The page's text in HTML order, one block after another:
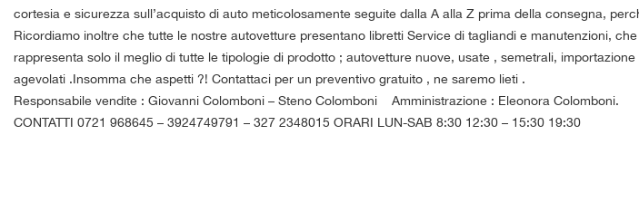
CONTATTI
FINANZIAMENTI
cortesia e sicurezza sull’acquisto di auto meticolosamente seguite dalla A alla Z prima della consegna,
Ricordiamo inoltre che tutte le nostre autovetture presentano libretti Service di tagliandi e manutenzioni,
rappresenta solo il meglio di tutte le tipologie di prodotto ; autovetture nuove, usate , semetrali,
agevolati .Insomma che aspetti ?! Contattaci per un preventivo gratuito , ne saremo lieti .
Responsabile vendite : Giovanni Colomboni – Steno Colomboni Amministrazione : Eleonora Colomboni.
CONTATTI 0721 968645 – 3924749791 – 327 2348015 ORARI LUN-SAB 8:30 12:30 – 15:30 19:30